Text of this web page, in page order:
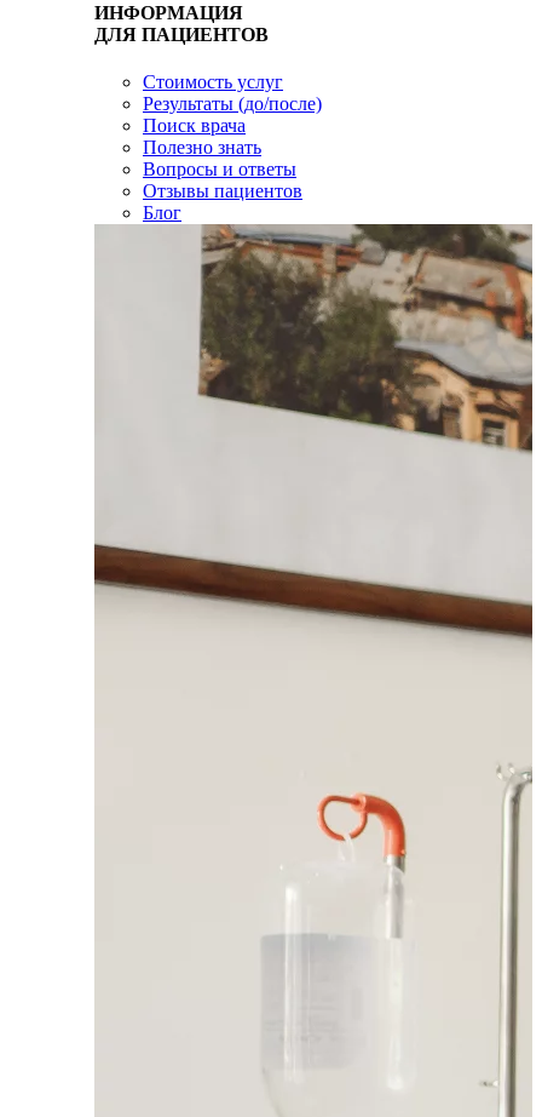
ИНФОРМАЦИЯ
ДЛЯ ПАЦИЕНТОВ
Стоимость услуг
Результаты (до/после)
Поиск врача
Полезно знать
Вопросы и ответы
Отзывы пациентов
Блог